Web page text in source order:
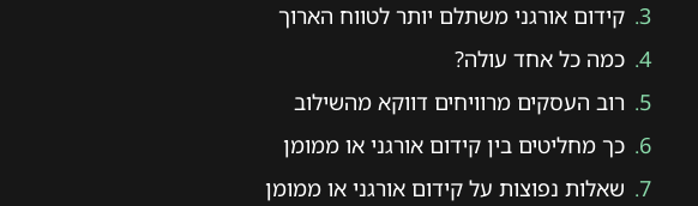
קידום אורגני משתלם יותר לטווח הארוך
כמה כל אחד עולה?
רוב העסקים מרוויחים דווקא מהשילוב
כך מחליטים בין קידום אורגני או ממומן
שאלות נפוצות על קידום אורגני או ממומן